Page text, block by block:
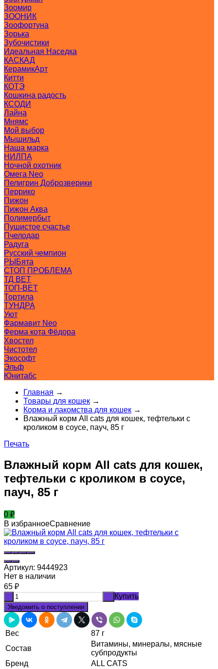
Зоомир
ЗООНИК
Зоофортуна
Зорька
Зубочистики
Идеальная Наседка
КАСКАД
КерамикАрт
Китти
КОТЭ
Кошкина радость
КСОДИ
Лайна
Мнямс
Мой выбор
Мышильд
Наша марка
НИЛПА
Ночной охотник
Омега Neo
Пелигрин Доброзверики
Перрико
Пижон
Пижон Аква
Полимербыт
Пушистое счастье
Пчелодар
Радуга
Русский чемпион
РЫБята
СТОП ПРОБЛЕМА
ТД ВЕТ
ТОП-ВЕТ
Тортила
ТУНДРА
Уют
Фармавит Neo
Ферма кота Фёдора
Хвостел
Чистотел
Экософт
Эльф
Юнитабс
Главная →
Товары для кошек →
Корма и лакомства для кошек →
Влажный корм All cats для кошек, тефтельки с
кроликом в соусе, пауч, 85 г
Печать
Влажный корм All cats для кошек,
тефтельки с кроликом в соусе,
пауч, 85 г
0 ₽
В избранноеСравнение
Артикул: 9444923
Нет в наличии
65 ₽
Купить
Уведомить о поступлении
Вес
87 г
Состав
Витамины, минералы, мясные
субпродукты
Бренд
ALL CATS